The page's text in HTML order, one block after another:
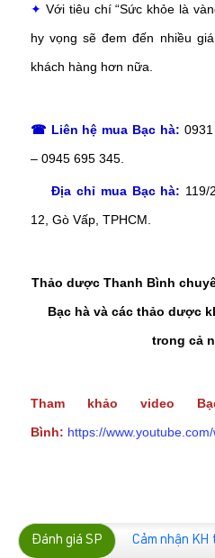
✦ Với tiêu chí “Sức khỏe là
hy vọng sẽ đem đến nhiều
khách hàng hơn nữa.
☎ Liên hệ mua Bạc hà:
– 0945 695 345.
Địa chỉ mua Bạc hà: 119/
12, Gò Vấp, TPHCM.
Thảo dược Thanh Bình
Bạc hà và các thảo dược
trong cả
Tham khảo video
Bình: https://
Đánh giá SP Cảm nhận KH